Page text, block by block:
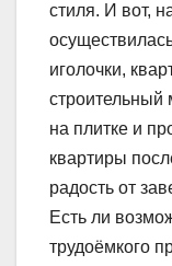
стиля. И вот,
иголочки,
строительный
на плитке и
квартиры
радость от
Есть ли
трудоёмкого